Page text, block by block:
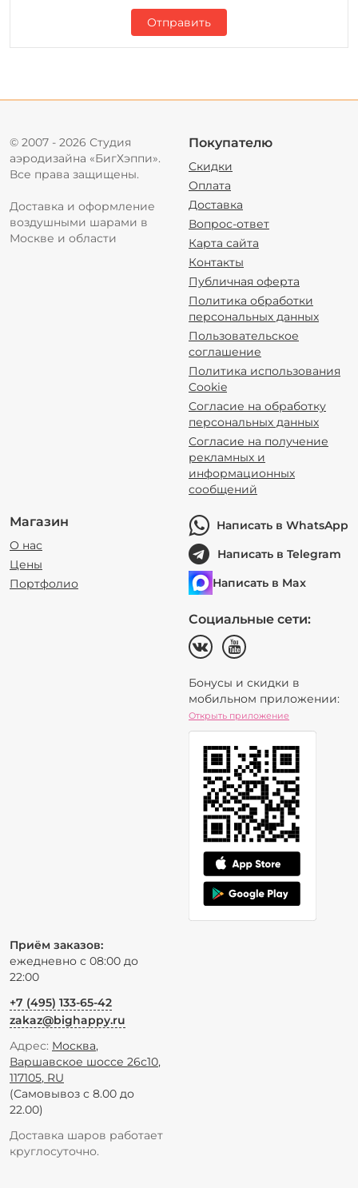
Отправить
© 2007 - 2026 Студия
аэродизайна «БигХэппи».
Все права защищены.
Доставка и оформление
воздушными шарами в
Москве и области
Покупателю
Скидки
Оплата
Доставка
Вопрос-ответ
Карта сайта
Контакты
Публичная оферта
Политика обработки
персональных данных
Пользовательское
соглашение
Политика использования
Cookie
Согласие на обработку
персональных данных
Согласие на получение
рекламных и
информационных
сообщений
Магазин
О нас
Цены
Портфолио
Написать в WhatsApp
Написать в Telegram
Написать в Max
Социальные сети:
Бонусы и скидки в
мобильном приложении:
Открыть приложение
Приём заказов:
ежедневно с 08:00 до
22:00
+7 (495) 133-65-42
zakaz@bighappy.ru
Адрес: Москва,
Варшавское шоссе 26с10,
117105, RU
(Самовывоз с 8.00 до
22.00)
Доставка шаров работает
круглосуточно.